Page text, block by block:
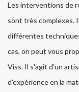
Les interventions de
sont très complexes.
différentes
cas, on peut vous
Viss. Il s'agit d'un
d'expérience en la